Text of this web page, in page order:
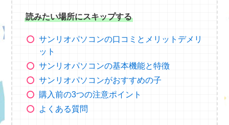
読みたい場所にスキップする
サンリオパソコンの口コミとメリットデメリ
ット
サンリオパソコンの基本機能と特徴
サンリオパソコンがおすすめの子
購入前の3つの注意ポイント
よくある質問